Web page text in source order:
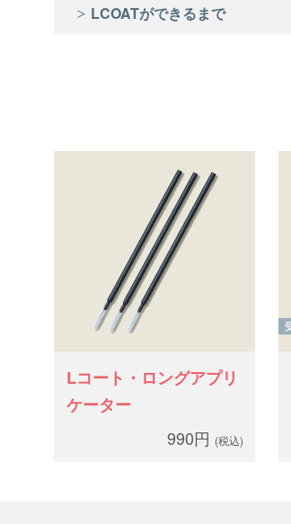
LCOATができるまで
Lコート・ロングアプリ
ケーター
990円 (税込)